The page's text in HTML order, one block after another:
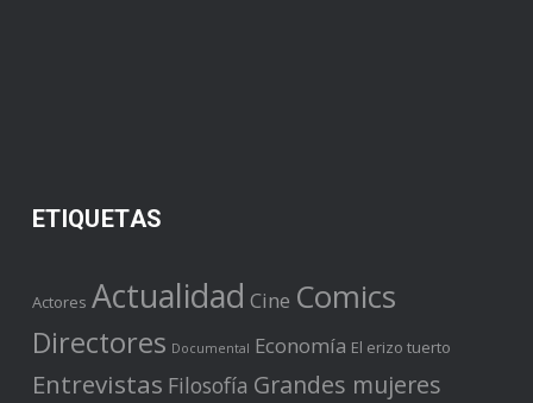
ETIQUETAS
Actores Actualidad Cine Comics
Directores Documental Economía El erizo tuerto
Entrevistas Filosofía Grandes mujeres